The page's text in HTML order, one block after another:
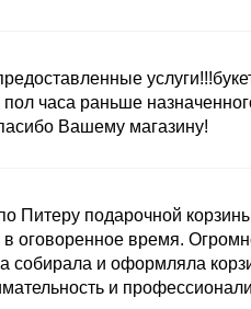
часа раньше
Вашему магазину!
Питеру подарочной
оговоренное время.
собирала и оформляла
и